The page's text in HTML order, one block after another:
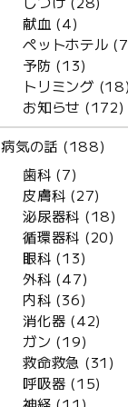
献血 (4)
ペットホテル
予防 (13)
トリミング
お知らせ (172)
病気の話 (188)
歯科 (7)
皮膚科 (27)
泌尿器科 (18)
循環器科 (20)
眼科 (13)
外科 (47)
内科 (36)
消化器 (42)
ガン (19)
救命救急 (31)
呼吸器 (15)